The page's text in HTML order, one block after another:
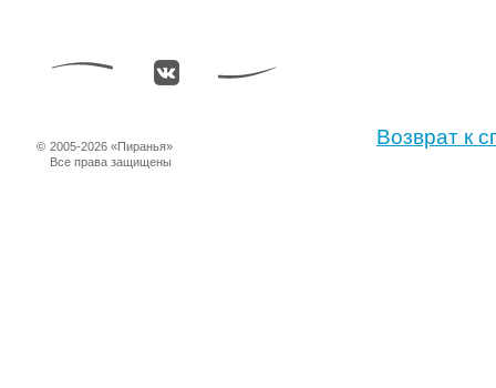
Возврат к
© 2005-2026 «Пиранья»
Все права защищены